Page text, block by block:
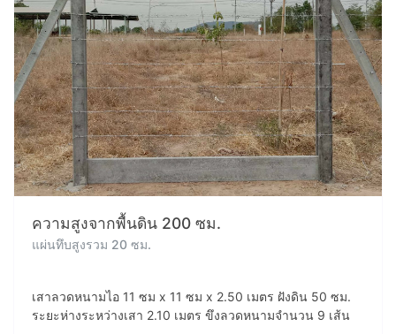
ความสูงจากพื้นดิน 200 ซม.
แผ่นทึบสูงรวม 20 ซม.
เสาลวดหนามไอ 11 ซม x 11 ซม x 2.50 เมตร ฝังดิน 50 ซม.
ระยะห่างระหว่างเสา 2.10 เมตร ขึงลวดหนามจำนวน 9 เส้น